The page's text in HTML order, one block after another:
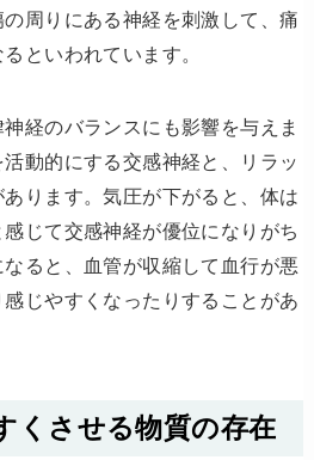
周りにある神経を刺激して、痛
といわれています。
経のバランスにも影響を与えま
動的にする交感神経と、リラッ
ります。気圧が下がると、体は
じて交感神経が優位になりがち
ると、血管が収縮して血行が悪
じやすくなったりすることがあ
くさせる物質の存在